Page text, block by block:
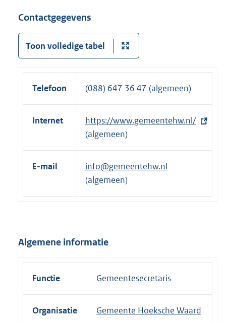
Contactgegevens
Toon volledige tabel
Telefoon (088) 647 36 47 (algemeen)
Internet
E
x
t
e
r
n
e
n
k
https://www.gemeentehw.nl/
(algemeen)
E-mail
info@gemeentehw.nl
(algemeen)
Algemene informatie
Functie Gemeentesecretaris
Organisatie Gemeente Hoeksche Waard